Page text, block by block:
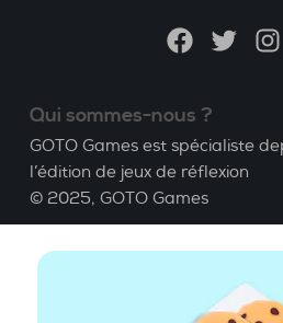
FacebookTwitter
Qui sommes-nous ?
GOTO Games est spécialiste
l’édition de jeux de réflexion
© 2025, GOTO Games
A propos
Apprendre le